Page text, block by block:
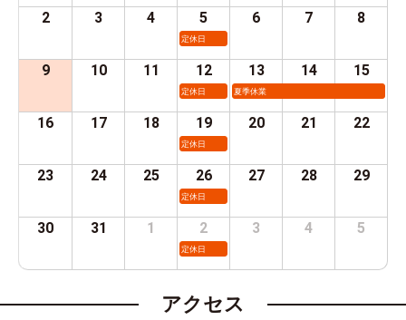
2 3 4 5
定休日
6 7 8
9 10 11 12
定休日
13
夏季休業
14 15
16 17 18 19
定休日
20 21 22
23 24 25 26
定休日
27 28 29
30 31 1 2
定休日
3 4 5
アクセス